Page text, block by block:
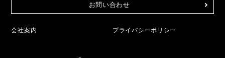
お問い合わせ
会社案内 プライバシーポリシー